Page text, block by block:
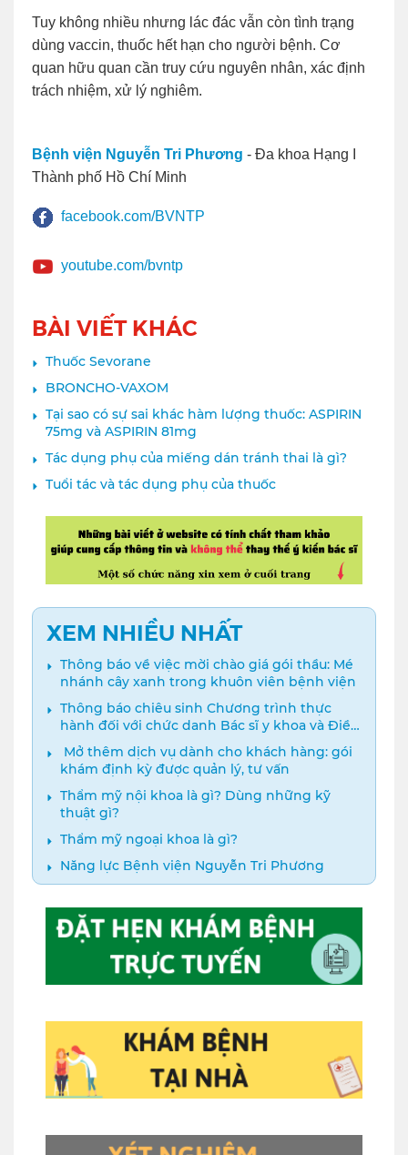
Tuy không nhiều nhưng lác đác vẫn còn tình trạng
dùng vaccin, thuốc hết hạn cho người bệnh. Cơ
quan hữu quan cần truy cứu nguyên nhân, xác định
trách nhiệm, xử lý nghiêm.
Bệnh viện Nguyễn Tri Phương - Đa khoa Hạng I
Thành phố Hồ Chí Minh
facebook.com/BVNTP
youtube.com/bvntp
BÀI VIẾT KHÁC
Thuốc Sevorane
BRONCHO-VAXOM
Tại sao có sự sai khác hàm lượng thuốc: ASPIRIN
75mg và ASPIRIN 81mg
Tác dụng phụ của miếng dán tránh thai là gì?
Tuổi tác và tác dụng phụ của thuốc
XEM NHIỀU NHẤT
Thông báo về việc mời chào giá gói thầu: Mé
nhánh cây xanh trong khuôn viên bệnh viện
Thông báo chiêu sinh Chương trình thực
hành đối với chức danh Bác sĩ y khoa và Điều
dưỡng năm 2024
️ Mở thêm dịch vụ dành cho khách hàng: gói
khám định kỳ được quản lý, tư vấn
Thẩm mỹ nội khoa là gì? Dùng những kỹ
thuật gì?
Thẩm mỹ ngoại khoa là gì?
Năng lực Bệnh viện Nguyễn Tri Phương